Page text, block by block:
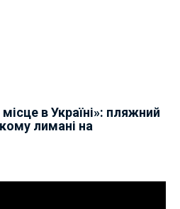
в Україні»: пляжний
лимані на